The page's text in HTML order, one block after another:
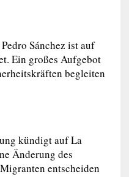
Sánchez ist auf
Ein großes Aufgebot
begleiten
kündigt auf La
Änderung des
entscheiden